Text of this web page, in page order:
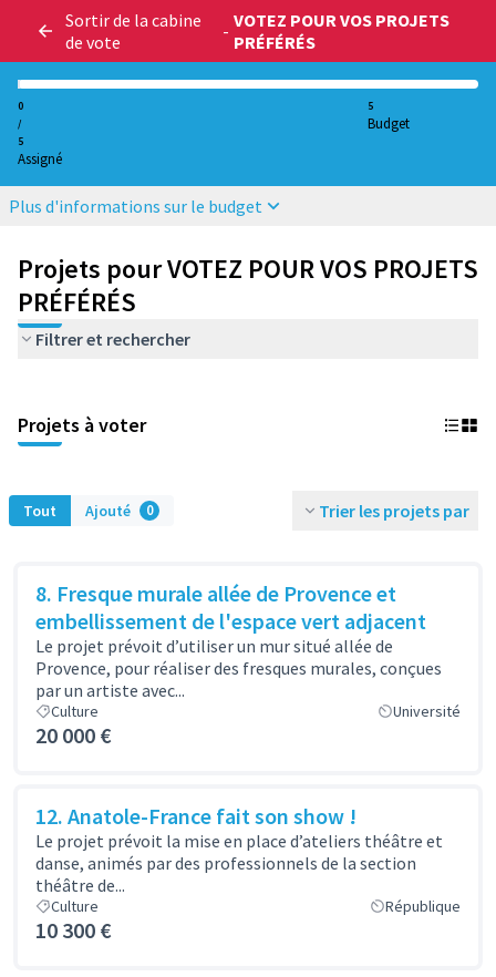
Sortir de la cabine
de vote
- VOTEZ POUR VOS PROJETS
PRÉFÉRÉS
0
/
5
Assigné
5
Budget
Plus d'informations sur le budget
Projets pour VOTEZ POUR VOS PROJETS
PRÉFÉRÉS
Filtrer et rechercher
Projets à voter
Tout Ajouté 0 Trier les projets par
8. Fresque murale allée de Provence et
embellissement de l'espace vert adjacent
Le projet prévoit d’utiliser un mur situé allée de
Provence, pour réaliser des fresques murales, conçues
par un artiste avec...
Culture Université
20 000 €
12. Anatole-France fait son show !
Le projet prévoit la mise en place d’ateliers théâtre et
danse, animés par des professionnels de la section
théâtre de...
Culture République
10 300 €